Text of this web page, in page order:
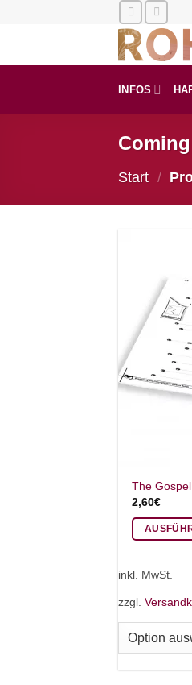
INFOS
Coming
Start /
The
2,60€
mehrere
Varianten
auf.
inkl. MwSt.
zzgl.